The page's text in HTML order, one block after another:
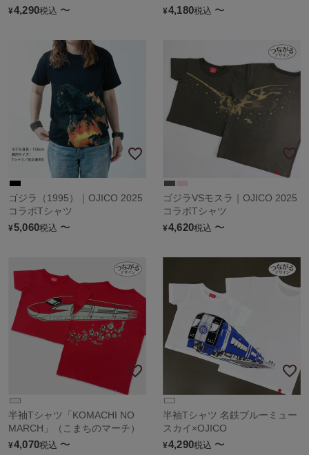
¥4,290税込 〜 ¥4,180税込 〜
ゴジラ（1995）｜OJICO 2025
コラボTシャツ
¥5,060税込 〜
ゴジラVSモスラ｜OJICO 2025
コラボTシャツ
¥4,620税込 〜
半袖Tシャツ「KOMACHI NO
MARCH」（こまちのマーチ）
¥4,070税込 〜
半袖Tシャツ 名鉄ブルーミュー
スカイ×OJICO
¥4,290税込 〜